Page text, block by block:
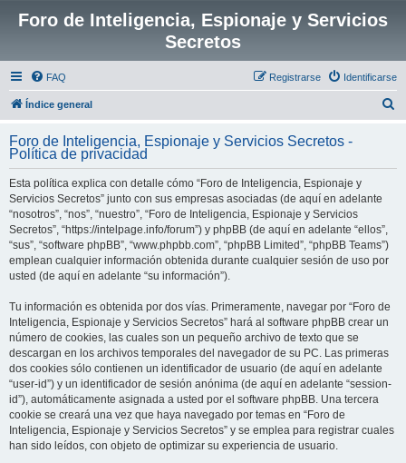
Foro de Inteligencia, Espionaje y Servicios
Secretos
FAQ Identificarse
Registrarse
Índice general
c
Foro de Inteligencia, Espionaje y Servicios Secretos -
Política de privacidad
Esta política explica con detalle cómo “Foro de Inteligencia, Espionaje y
Servicios Secretos” junto con sus empresas asociadas (de aquí en adelante
“nosotros”, “nos”, “nuestro”, “Foro de Inteligencia, Espionaje y Servicios
Secretos”, “https://intelpage.info/forum”) y phpBB (de aquí en adelante “ellos”,
“sus”, “software phpBB”, “www.phpbb.com”, “phpBB Limited”, “phpBB Teams”)
emplean cualquier información obtenida durante cualquier sesión de uso por
usted (de aquí en adelante “su información”).
Tu información es obtenida por dos vías. Primeramente, navegar por “Foro de
Inteligencia, Espionaje y Servicios Secretos” hará al software phpBB crear un
número de cookies, las cuales son un pequeño archivo de texto que se
descargan en los archivos temporales del navegador de su PC. Las primeras
dos cookies sólo contienen un identificador de usuario (de aquí en adelante
“user-id”) y un identificador de sesión anónima (de aquí en adelante “session-
id”), automáticamente asignada a usted por el software phpBB. Una tercera
cookie se creará una vez que haya navegado por temas en “Foro de
Inteligencia, Espionaje y Servicios Secretos” y se emplea para registrar cuales
han sido leídos, con objeto de optimizar su experiencia de usuario.